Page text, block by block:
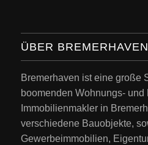
ÜBER BREMERHAVEN
Bremerhaven ist eine große
boomenden Wohnungs- und
Immobilienmakler in
verschiedene Bauobjekte,
Gewerbeimmobilien,